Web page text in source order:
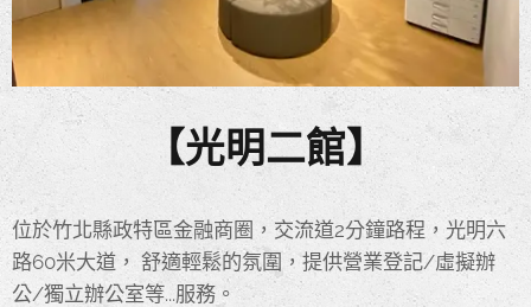
【光明二館】
位於竹北縣政特區金融商圈，交流道2分鐘路程，光明六
路60米大道， 舒適輕鬆的氛圍，提供營業登記/虛擬辦
公/獨立辦公室等...服務。